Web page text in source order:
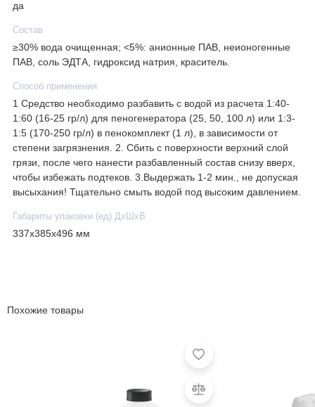
да
Состав
≥30% вода очищенная; <5%: анионные ПАВ, неионогенные
ПАВ, соль ЭДТА, гидроксид натрия, краситель.
Способ применения
1 Средство необходимо разбавить с водой из расчета 1:40-
1:60 (16-25 гр/л) для пеногенератора (25, 50, 100 л) или 1:3-
1:5 (170-250 гр/л) в пенокомплект (1 л), в зависимости от
степени загрязнения. 2. Сбить с поверхности верхний слой
грязи, после чего нанести разбавленный состав снизу вверх,
чтобы избежать подтеков. 3.Выдержать 1-2 мин., не допуская
высыхания! Тщательно смыть водой под высоким давлением.
Габариты упаковки (ед) ДхШхВ
337x385x496 мм
Похожие товары